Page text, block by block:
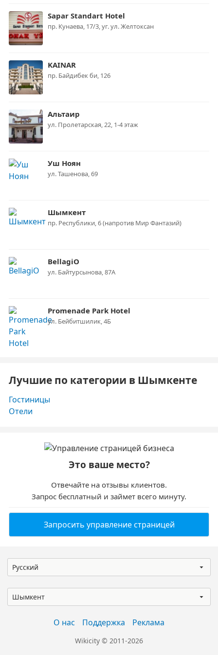
Sapar Standart Hotel
пр. Кунаева, 17/3, уг. ул. Желтоксан
KAINAR
пр. Байдибек би, 126
Альтаир
ул. Пролетарская, 22, 1-4 этаж
Уш Ноян
ул. Ташенова, 69
Шымкент
пр. Республики, 6 (напротив Мир Фантазий)
BellagiO
ул. Байтурсынова, 87А
Promenade Park Hotel
ул. Бейбитшилик, 4Б
Лучшие по категории в Шымкенте
Гостиницы
Отели
Это ваше место?
Отвечайте на отзывы клиентов.
Запрос бесплатный и займет всего минуту.
Запросить управление страницей
Русский
Шымкент
О нас Поддержка Реклама
Wikicity © 2011-2026